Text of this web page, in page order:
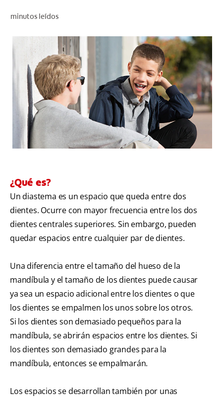
PARA PROFESIONALES
CL (ES)
SUSCRÍBASE
minutos leídos
¿Qué es?
Un diastema es un espacio que queda entre dos
dientes. Ocurre con mayor frecuencia entre los dos
dientes centrales superiores. Sin embargo, pueden
quedar espacios entre cualquier par de dientes.
Una diferencia entre el tamaño del hueso de la
mandíbula y el tamaño de los dientes puede causar
ya sea un espacio adicional entre los dientes o que
los dientes se empalmen los unos sobre los otros.
Si los dientes son demasiado pequeños para la
mandíbula, se abrirán espacios entre los dientes. Si
los dientes son demasiado grandes para la
mandíbula, entonces se empalmarán.
Los espacios se desarrollan también por unas